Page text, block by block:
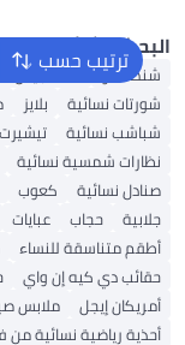
ترتيب حسب
الشائع
ألدو شنط جيس
نسائية
بلايز
نسائية
تيشيرت
شمسية نسائية
نسائية
كعوب
حجاب عبايات
متناسقة للنساء
دي كيه إن واي
إيجل
ملابس صينيه
رياضية نسائية من فانز